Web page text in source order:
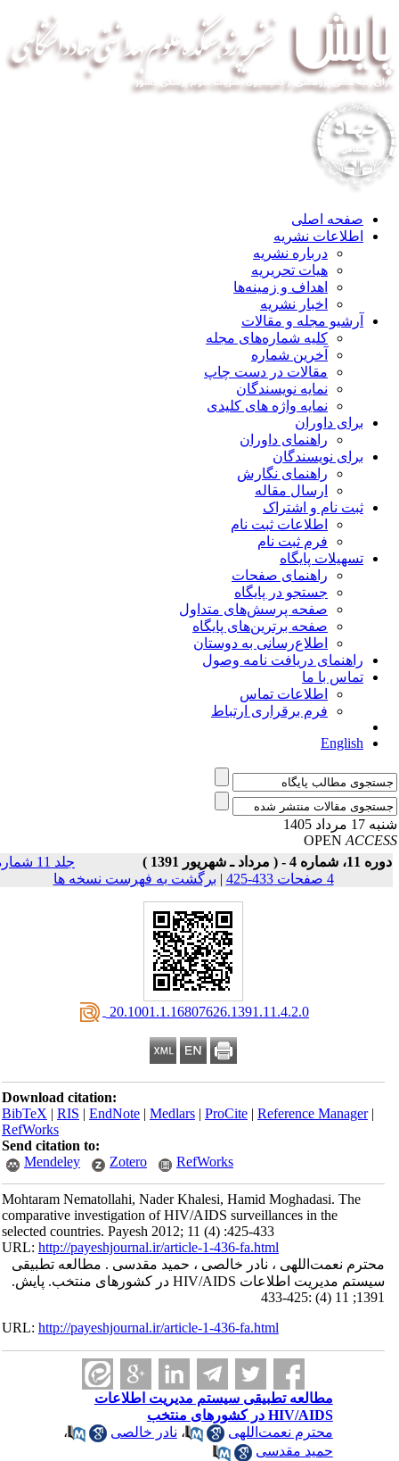
صفحه اصلی
اطلاعات نشریه
درباره نشریه
هیات تحریریه
اهداف و زمینه‌ها
اخبار نشریه
آرشیو مجله و مقالات
کلیه شماره‌های مجله
آخرین شماره
مقالات در دست چاپ
نمایه نویسندگان
نمایه واژه های کلیدی
برای داوران
راهنمای داوران
برای نویسندگان
راهنمای نگارش
ارسال مقاله
ثبت نام و اشتراک
اطلاعات ثبت نام
فرم ثبت نام
تسهیلات پایگاه
راهنمای صفحات
جستجو در پایگاه
صفحه پرسش‌های متداول
صفحه برترین‌های پایگاه
اطلاع‌رسانی به دوستان
راهنمای دریافت نامه وصول
تماس با ما
اطلاعات تماس
فرم برقراری ارتباط
English
مرداد 1405
OPEN
شماره 4 - ( مرداد ـ شهریور 1391 )
جلد 11 شماره
|برگشت به فهرست نسخه ها
‎ 20.1001.1.16807626.1391.11.4.2.0
Download citation:
BibTeX|RIS|EndNote|Medlars|ProCite|Reference Manager
RefWorks
Send citation to:
Mendeley
Zotero RefWorks
Mohtaram Nematollahi, Nader Khalesi, Hamid Moghadasi. The
comparative investigation of HIV/AIDS surveillances in the
selected countries. Payesh 2012; 11 (4) :425-433
URL:http://payeshjournal.ir/article-1-436-fa.html
محترم نعمت‌اللهی ، نادر خالصی ، حمید مقدسی . مطالعه تطبیقی
سیستم مدیریت اطلاعات HIV/AIDS در کشورهای منتخب. پایش.
1391; 11 (4) :425-433
URL:http://payeshjournal.ir/article-1-436-fa.html
مطالعه تطبیقی سیستم مدیریت اطلاعات
HIV/AIDS در کشورهای منتخب
محترم نعمت‌اللهی
،نادر خالصی
،
حمید مقدسی